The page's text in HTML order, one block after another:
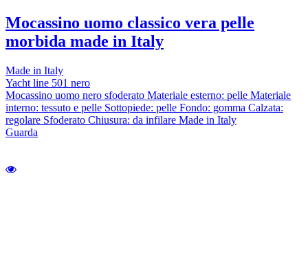
Mocassino uomo classico vera pelle
morbida made in Italy
Made in Italy
Yacht line 501 nero
Mocassino uomo nero sfoderato Materiale esterno: pelle Materiale
interno: tessuto e pelle Sottopiede: pelle Fondo: gomma Calzata:
regolare Sfoderato Chiusura: da infilare Made in Italy
Guarda